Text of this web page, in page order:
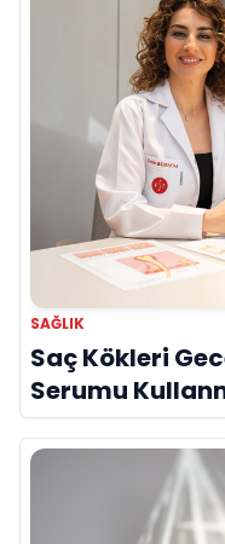
SAĞLIK
Saç Kökleri
Serumu
Evrim